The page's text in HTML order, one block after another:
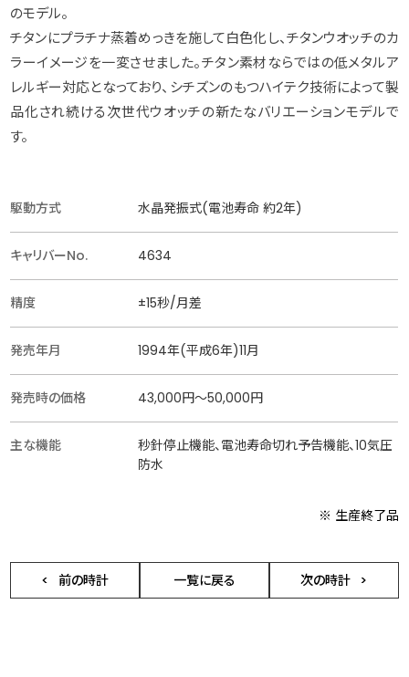
のモデル。
チタンにプラチナ蒸着めっきを施して白色化し、チタンウオッチのカ
ラーイメージを一変させました。チタン素材ならではの低メタルア
レルギー対応となっており、シチズンのもつハイテク技術によって製
品化され続ける次世代ウオッチの新たなバリエーションモデルで
す。
駆動方式 水晶発振式(電池寿命 約2年)
キャリバーNo. 4634
精度 ±15秒/月差
発売年月 1994年(平成6年)11月
発売時の価格 43,000円〜50,000円
主な機能
秒針停止機能、電池寿命切れ予告機能、10気圧
防水
※ 生産終了品
前の時計 一覧に戻る 次の時計